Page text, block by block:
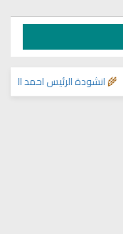
انشودة الرئيس احمد الشرع